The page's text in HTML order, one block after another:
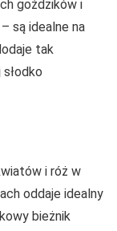
goździków i
są idealne na
tak
i róż w
oddaje idealny
bieżnik